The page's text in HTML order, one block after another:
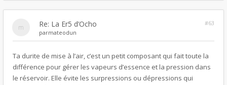
Re: La Er5 d’Ocho
#63
parmateodun
Ta durite de mise à l’air, c’est un petit composant qui fait toute la
différence pour gérer les vapeurs d’essence et la pression dans
le réservoir. Elle évite les surpressions ou dépressions qui